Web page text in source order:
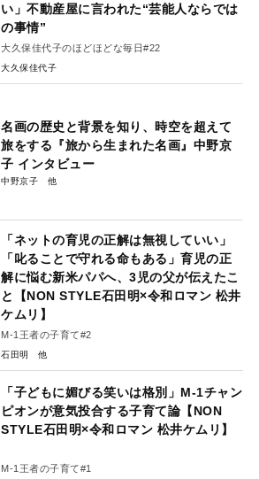
い」不動産屋に言われた“芸能人ならでは
の事情”
大久保佳代子のほどほどな毎日#22
大久保佳代子
名画の歴史と背景を知り、時空を超えて
旅をする『旅から生まれた名画』中野京
子 インタビュー
中野京子
「ネットの育児の正解は無視していい」
「叱ることで守れる命もある」育児の正
解に悩む新米パパへ、3児の父が伝えたこ
と【NON STYLE石田明×令和ロマン 松井
ケムリ】
M-1王者の子育て#2
石田明
「子どもに媚びる笑いは格別」M-1チャン
ピオンが意気投合する子育て論【NON
STYLE石田明×令和ロマン 松井ケムリ】
M-1王者の子育て#1